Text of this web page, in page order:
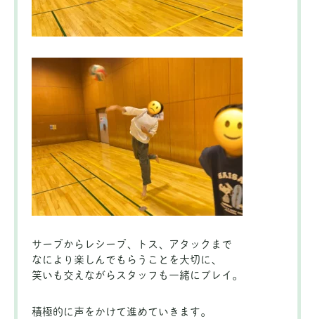
サーブからレシーブ、トス、アタックまで
なにより楽しんでもらうことを大切に、
笑いも交えながらスタッフも一緒にプレイ。
積極的に声をかけて進めていきます。